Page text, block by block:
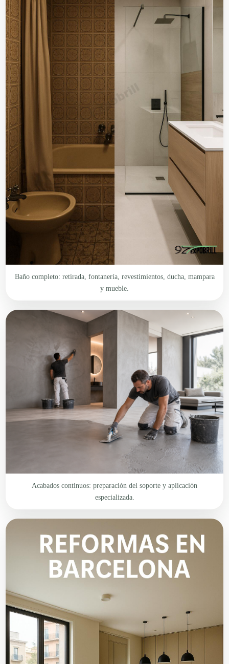
Baño completo: retirada, fontanería, revestimientos, ducha, mampara
y mueble.
Acabados continuos: preparación del soporte y aplicación
especializada.